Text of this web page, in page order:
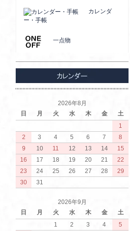
カレンダ
ー・手帳
一点物
2026年8月
日
月 火 水 木 金
土
1
2
3 4 5 6 7
8
9
10 11 12 13 14
15
16
17 18 19 20 21
22
23
24 25 26 27 28
29
30
31
2026年9月
日
月 火 水 木 金
土
1
2 3 4
5